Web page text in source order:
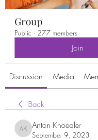
Group
Public · 277 members
Join
Discussion Media
Back
Anton Knoedler
Anton Knoedler
September 9, 2023